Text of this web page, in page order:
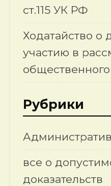
ст.115 УК РФ
Ходатайство о
участию в
Рубрики
все о
доказательств